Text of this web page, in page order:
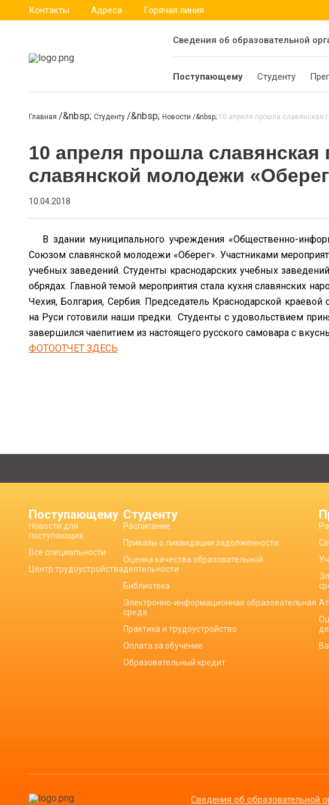
Контакты Адреса Горячая линия
Сведения об образовательной
Поступающему Студенту
Главная Студенту Новости 10 апреля прошла славянская
10 апреля прошла славянская
славянской молодежи
10.04.2018
В здании муниципального учреждения «Общественно-
Союзом славянской молодежи «Оберег». Участниками
учебных заведений. Студенты краснодарских учебных
обрядах. Главной темой мероприятия стала кухня славянских
Чехия, Болгария, Сербия. Председатель Краснодарской
на Руси готовили наши предки. Студенты с удовольствием
завершился чаепитием из настоящего русского самовара с
ФОТООТЧЕТ ЗДЕСЬ
Поступающему
Новости для
поступающих
Все специальности
Центр трудоустройства
Студенту
Расписание
Приказы о ликвидации задолженности
Оценка качества образовательной
деятельности
Библиотека
Электронно-информационная образовательная
среда
Практика и трудоустройство
Оплата за обучение
Образовательный кредит
Сведения об образовательной